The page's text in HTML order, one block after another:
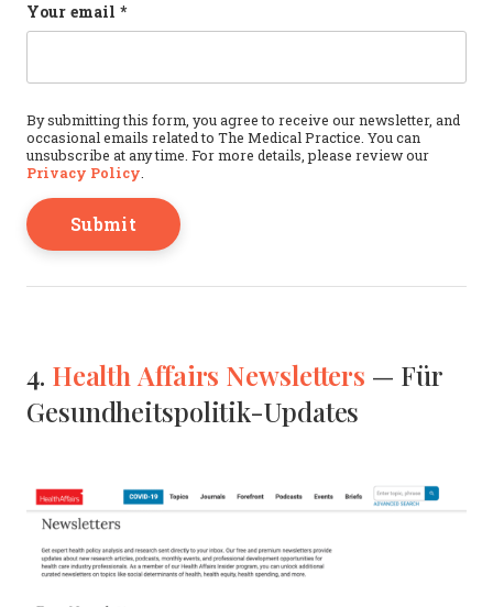
Comments
Your email *
By submitting this form, you agree to receive our newsletter, and
occasional emails related to The Medical Practice. You can
unsubscribe at any time. For more details, please review our
Privacy Policy.
4. Health Affairs Newsletters — Für
Gesundheits­politik-Updates